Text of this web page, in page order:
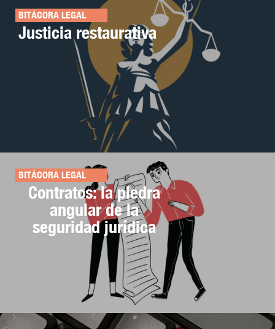
BITÁCORA LEGAL
Justicia restaurativa
BITÁCORA LEGAL
Contratos: la piedra
angular de la
seguridad jurídica